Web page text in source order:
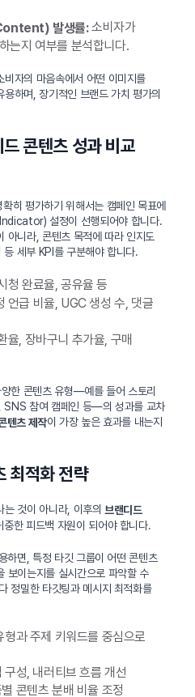
발생률:소비자가
는지 여부를 분석합니다.
자의 마음속에서 어떤 이미지를
하며, 장기적인 브랜드 가치 평가의
콘텐츠 성과 비교
확히 평가하기 위해서는 캠페인 목표에
설정이 선행되어야 합니다.
아니라, 콘텐츠 목적에 따라 인지도
세부 KPI를 구분해야 합니다.
청 완료율, 공유율 등
언급 비율, UGC 생성 수, 댓글
율, 장바구니 추가율, 구매
한 콘텐츠 유형—예를 들어 스토리
SNS 참여 캠페인 등—의 성과를 교차
텐츠 제작이 가장 높은 효과를 내는지
최적화 전략
는 것이 아니라, 이후의브랜디드
한 피드백 자원이 되어야 합니다.
하면, 특정 타깃 그룹이 어떤 콘텐츠
보이는지를 실시간으로 파악할 수
정밀한 타깃팅과 메시지 최적화를
과 주제 키워드를 중심으로
성, 내러티브 흐름 개선
콘텐츠 분배 비율 조정